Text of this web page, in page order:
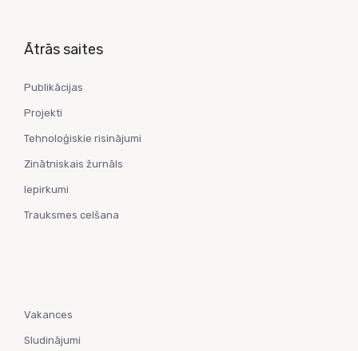
Ātrās saites
Publikācijas
Projekti
Tehnoloģiskie risinājumi
Zinātniskais žurnāls
Iepirkumi
Trauksmes celšana
Vakances
Sludinājumi